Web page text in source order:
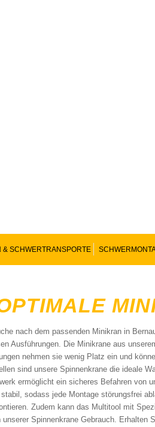
& SCHWERTRANSPORTE
nach dem passenden Minikran in
Ausführungen. Die Minikrane aus
nehmen sie wenig Platz ein und
sind unsere Spinnenkrane die ideale
ermöglicht ein sicheres Befahren von
sodass jede Montage störungsfrei
Zudem kann das Multitool mit
unserer Spinnenkrane Gebrauch.